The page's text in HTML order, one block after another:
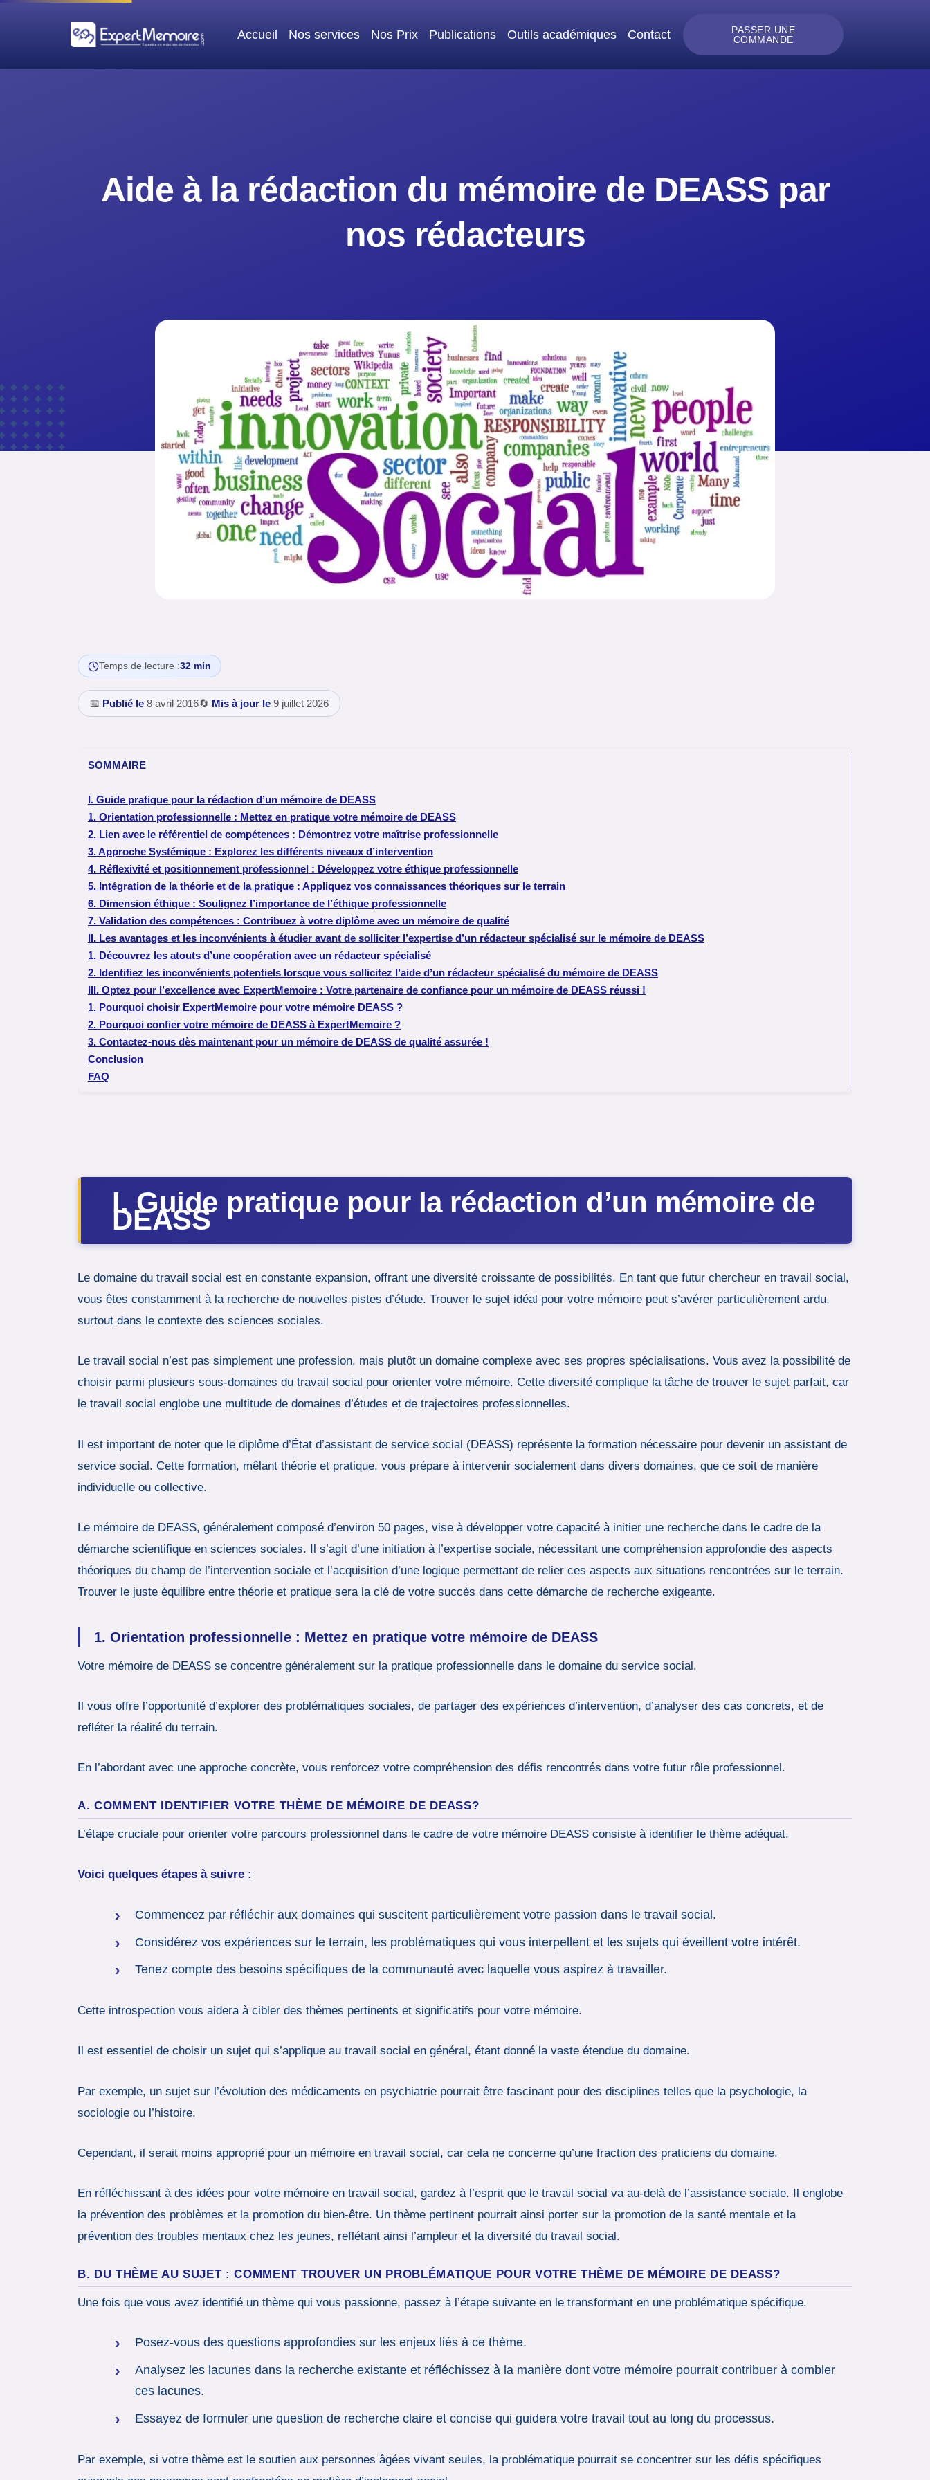
Accueil Nos services Nos Prix Publications Outils académiques Contact
PASSER UNE
COMMANDE
Aide à la rédaction du mémoire de DEASS par
nos rédacteurs
Temps de lecture :32 min
📅 Publié le 8 avril 2016🔄 Mis à jour le 9 juillet 2026
SOMMAIRE
I. Guide pratique pour la rédaction d’un mémoire de DEASS
1. Orientation professionnelle : Mettez en pratique votre mémoire de DEASS
2. Lien avec le référentiel de compétences : Démontrez votre maîtrise professionnelle
3. Approche Systémique : Explorez les différents niveaux d’intervention
4. Réflexivité et positionnement professionnel : Développez votre éthique professionnelle
5. Intégration de la théorie et de la pratique : Appliquez vos connaissances théoriques sur le terrain
6. Dimension éthique : Soulignez l’importance de l’éthique professionnelle
7. Validation des compétences : Contribuez à votre diplôme avec un mémoire de qualité
II. Les avantages et les inconvénients à étudier avant de solliciter l’expertise d’un rédacteur spécialisé sur le mémoire de DEASS
1. Découvrez les atouts d’une coopération avec un rédacteur spécialisé
2. Identifiez les inconvénients potentiels lorsque vous sollicitez l’aide d’un rédacteur spécialisé du mémoire de DEASS
III. Optez pour l’excellence avec ExpertMemoire : Votre partenaire de confiance pour un mémoire de DEASS réussi !
1. Pourquoi choisir ExpertMemoire pour votre mémoire DEASS ?
2. Pourquoi confier votre mémoire de DEASS à ExpertMemoire ?
3. Contactez-nous dès maintenant pour un mémoire de DEASS de qualité assurée !
Conclusion
FAQ
I. Guide pratique pour la rédaction d’un mémoire de
DEASS
Le domaine du travail social est en constante expansion, offrant une diversité croissante de possibilités. En tant que futur chercheur en travail social,
vous êtes constamment à la recherche de nouvelles pistes d’étude. Trouver le sujet idéal pour votre mémoire peut s’avérer particulièrement ardu,
surtout dans le contexte des sciences sociales.
Le travail social n’est pas simplement une profession, mais plutôt un domaine complexe avec ses propres spécialisations. Vous avez la possibilité de
choisir parmi plusieurs sous-domaines du travail social pour orienter votre mémoire. Cette diversité complique la tâche de trouver le sujet parfait, car
le travail social englobe une multitude de domaines d’études et de trajectoires professionnelles.
Il est important de noter que le diplôme d’État d’assistant de service social (DEASS) représente la formation nécessaire pour devenir un assistant de
service social. Cette formation, mêlant théorie et pratique, vous prépare à intervenir socialement dans divers domaines, que ce soit de manière
individuelle ou collective.
Le mémoire de DEASS, généralement composé d’environ 50 pages, vise à développer votre capacité à initier une recherche dans le cadre de la
démarche scientifique en sciences sociales. Il s’agit d’une initiation à l’expertise sociale, nécessitant une compréhension approfondie des aspects
théoriques du champ de l’intervention sociale et l’acquisition d’une logique permettant de relier ces aspects aux situations rencontrées sur le terrain.
Trouver le juste équilibre entre théorie et pratique sera la clé de votre succès dans cette démarche de recherche exigeante.
1. Orientation professionnelle : Mettez en pratique votre mémoire de DEASS
Votre mémoire de DEASS se concentre généralement sur la pratique professionnelle dans le domaine du service social.
Il vous offre l’opportunité d’explorer des problématiques sociales, de partager des expériences d’intervention, d’analyser des cas concrets, et de
refléter la réalité du terrain.
En l’abordant avec une approche concrète, vous renforcez votre compréhension des défis rencontrés dans votre futur rôle professionnel.
A. COMMENT IDENTIFIER VOTRE THÈME DE MÉMOIRE DE DEASS?
L’étape cruciale pour orienter votre parcours professionnel dans le cadre de votre mémoire DEASS consiste à identifier le thème adéquat.
Voici quelques étapes à suivre :
Commencez par réfléchir aux domaines qui suscitent particulièrement votre passion dans le travail social.
Considérez vos expériences sur le terrain, les problématiques qui vous interpellent et les sujets qui éveillent votre intérêt.
Tenez compte des besoins spécifiques de la communauté avec laquelle vous aspirez à travailler.
Cette introspection vous aidera à cibler des thèmes pertinents et significatifs pour votre mémoire.
Il est essentiel de choisir un sujet qui s’applique au travail social en général, étant donné la vaste étendue du domaine.
Par exemple, un sujet sur l’évolution des médicaments en psychiatrie pourrait être fascinant pour des disciplines telles que la psychologie, la
sociologie ou l’histoire.
Cependant, il serait moins approprié pour un mémoire en travail social, car cela ne concerne qu’une fraction des praticiens du domaine.
En réfléchissant à des idées pour votre mémoire en travail social, gardez à l’esprit que le travail social va au-delà de l’assistance sociale. Il englobe
la prévention des problèmes et la promotion du bien-être. Un thème pertinent pourrait ainsi porter sur la promotion de la santé mentale et la
prévention des troubles mentaux chez les jeunes, reflétant ainsi l’ampleur et la diversité du travail social.
B. DU THÈME AU SUJET : COMMENT TROUVER UN PROBLÉMATIQUE POUR VOTRE THÈME DE MÉMOIRE DE DEASS?
Une fois que vous avez identifié un thème qui vous passionne, passez à l’étape suivante en le transformant en une problématique spécifique.
Posez-vous des questions approfondies sur les enjeux liés à ce thème.
Analysez les lacunes dans la recherche existante et réfléchissez à la manière dont votre mémoire pourrait contribuer à combler
ces lacunes.
Essayez de formuler une question de recherche claire et concise qui guidera votre travail tout au long du processus.
Par exemple, si votre thème est le soutien aux personnes âgées vivant seules, la problématique pourrait se concentrer sur les défis spécifiques